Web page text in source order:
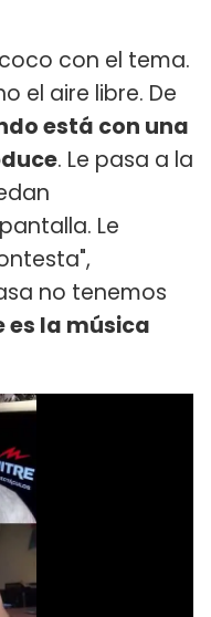
con el tema.
el aire libre. De
está con una
. Le pasa a la
Le
no tenemos
es la música